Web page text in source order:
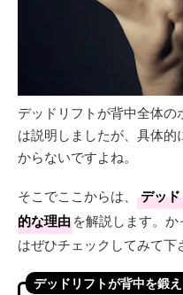
デッドリフトが背中全体の
は説明しましたが、具体
からないですよね。
そこでここからは、
デッ
的な理由を解説します。
はぜひチェックしてみて下
デッドリフトが背中を鍛